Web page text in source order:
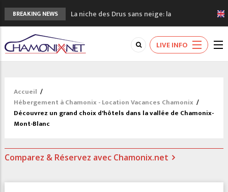
BREAKING NEWS
La niche des Drus sans neige: la
sécheresse en haute montagne
3 bonnes raisons pour visiter le nouveau
Musée du Mont-Blanc
Accidents en montagne: 3 personnes sont
à pied à Chamonix
3eme Chamonix Vallée Classics Festival
LIVE INFO
Accueil /
Hébergement à Chamonix - Location Vacances Chamonix /
Découvrez un grand choix d'hôtels dans la vallée de Chamonix-
Mont-Blanc
Comparez & Réservez avec Chamonix.net